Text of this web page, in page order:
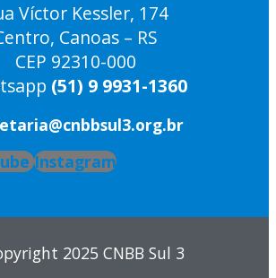
Víctor Kessler, 174
Canoas – RS
CEP 92310-000
(51) 9 9931-1360
Instagram
2025 CNBB Sul 3